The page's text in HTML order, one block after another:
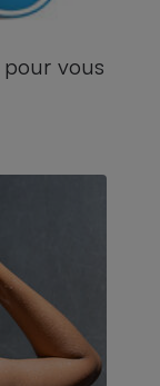
vous